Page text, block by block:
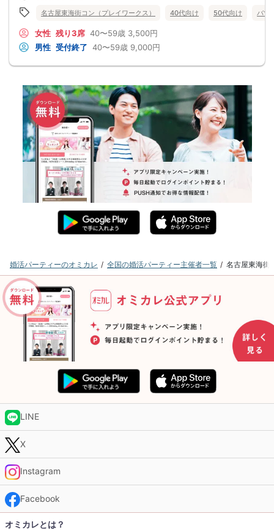
名古屋東海街コン（プレイワークス） 40代向け 50代向け バツ
女性 残り3席 40〜59歳 3,500円
男性 受付終了 40〜59歳 9,000円
婚活パーティーのオミカレ 全国の婚活パーティー主催者一覧 名古屋東海街
LINE
X
Instagram
Facebook
オミカレとは？